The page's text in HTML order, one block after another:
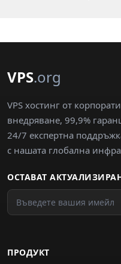
VPS.org
VPS хостинг от
внедряване, 99,9%
24/7 експертна
с нашата глобална
ОСТАВАТ
ПРОДУКТ